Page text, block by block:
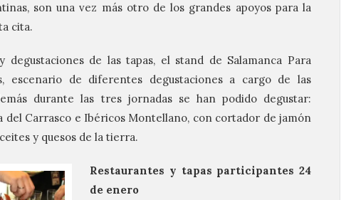
son una vez más otro de los grandes apoyos para la
cita.
degustaciones de las tapas, el stand de Salamanca Para
escenario de diferentes degustaciones a cargo de las
durante las tres jornadas se han podido degustar:
del Carrasco e Ibéricos Montellano, con cortador de jamón
y quesos de la tierra.
Restaurantes y tapas participantes 24
de enero